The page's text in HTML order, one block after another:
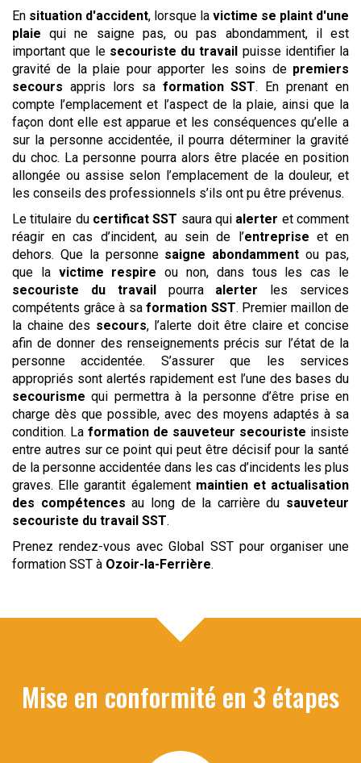
En situation d'accident, lorsque la victime se plaint d'une
plaie qui ne saigne pas, ou pas abondamment, il est
important que le secouriste du travail puisse identifier la
gravité de la plaie pour apporter les soins de premiers
secours appris lors sa formation SST. En prenant en
compte l’emplacement et l’aspect de la plaie, ainsi que la
façon dont elle est apparue et les conséquences qu’elle a
sur la personne accidentée, il pourra déterminer la gravité
du choc. La personne pourra alors être placée en position
allongée ou assise selon l’emplacement de la douleur, et
les conseils des professionnels s’ils ont pu être prévenus.
Le titulaire du certificat SST saura qui alerter et comment
réagir en cas d’incident, au sein de l’entreprise et en
dehors. Que la personne saigne abondamment ou pas,
que la victime respire ou non, dans tous les cas le
secouriste du travailpourra alerter les services
compétents grâce à sa formation SST. Premier maillon de
la chaine des secours, l’alerte doit être claire et concise
afin de donner des renseignements précis sur l’état de la
personne accidentée. S’assurer que les services
appropriés sont alertés rapidement est l’une des bases du
secourisme qui permettra à la personne d’être prise en
charge dès que possible, avec des moyens adaptés à sa
condition. La formation de sauveteur secouriste insiste
entre autres sur ce point qui peut être décisif pour la santé
de la personne accidentée dans les cas d’incidents les plus
graves. Elle garantit également maintien et actualisation
des compétences au long de la carrière du sauveteur
secouriste du travail SST.
Prenez rendez-vous avec Global SST pour organiser une
formation SST à Ozoir-la-Ferrière.
Mise en conformité en 3 étapes